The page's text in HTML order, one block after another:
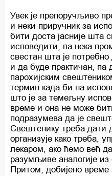
Увек је препоручљиво
и неки приручник за
бити доста јасније шта
исповедити, па нека
свестан шта је
и да буде практичан, па
парохијским
термин када би на
што је за темељну
време и она не може
подразумева да је
Свештенику треба дати
организује како треба,
лекаром, ако ћемо већ
разумљиве аналогије из
Притом, добијено време